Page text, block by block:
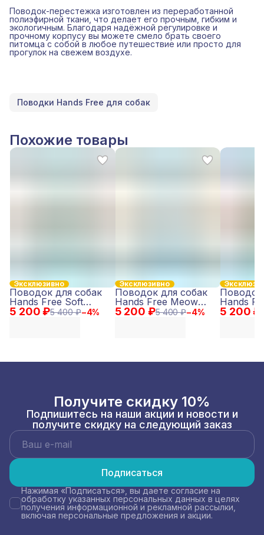
Поводок-перестежка изготовлен из переработанной
полиэфирной ткани, что делает его прочным, гибким и
экологичным. Благодаря надёжной регулировке и
прочному корпусу вы можете смело брать своего
питомца с собой в любое путешествие или просто для
прогулок на свежем воздухе.
Поводки Hands Free для собак
Похожие товары
Эксклюзивно
5 200 ₽5 400 ₽−4%
Поводок для собак
Hands Free Soft
Bloom M
Эксклюзивно
5 200 ₽5 400 ₽−4%
Поводок для собак
Hands Free Meow
Club M
5 200 ₽
Поводок
Hands
M
Получите скидку 10%
Подпишитесь на наши акции и новости и
получите скидку на следующий заказ
Подписаться
Нажимая «Подписаться», вы даете согласие на
обработку указанных персональных данных в целях
получения информационной и рекламной рассылки,
включая персональные предложения и акции.